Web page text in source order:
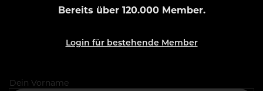
Bereits über 120.000 Member.
Login für bestehende Member
Dein Vorname